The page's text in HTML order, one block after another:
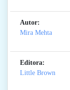
Autor:
Mira Mehta
Editora:
Little Brown